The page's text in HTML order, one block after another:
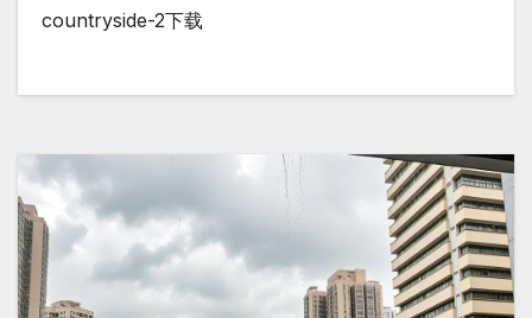
countryside-2下载